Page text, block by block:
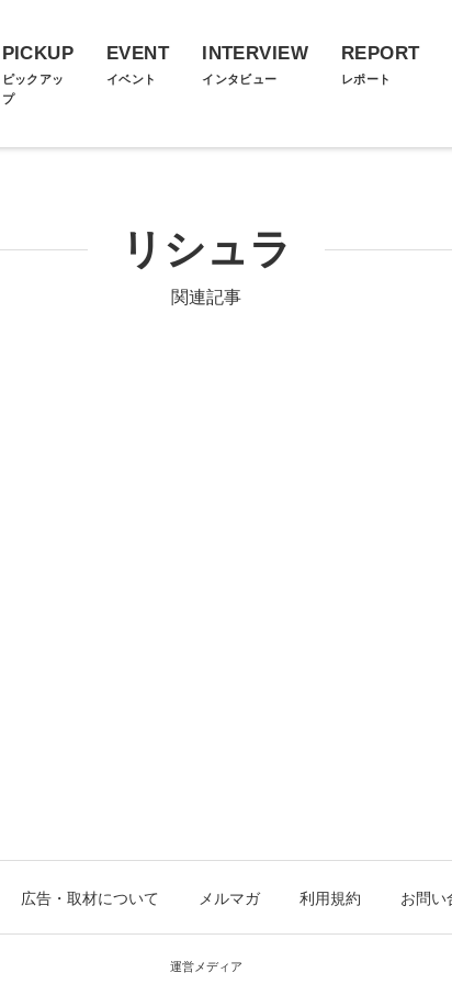
PICKUP
ピックアッ
プ
EVENT
イベント
INTERVIEW
インタビュー
REPORT
レポート
リシュラ
関連記事
広告・取材について メルマガ 利用規約 お問い
運営メディア